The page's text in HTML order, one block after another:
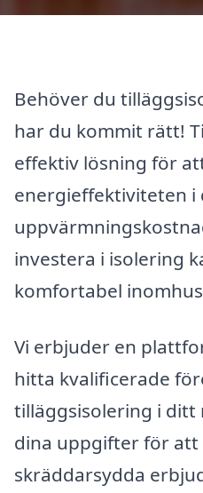
Behöver du
har du kommit rätt!
effektiv lösning för
energieffektiviteten i
investera i isolering
komfortabel
Vi erbjuder en
hitta kvalificerade
tilläggsisolering i ditt
dina uppgifter för att
skräddarsydda